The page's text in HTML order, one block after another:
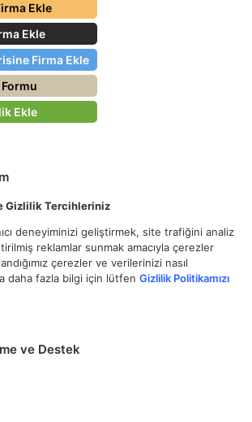
Ekle
Ekle
Firma Ekle
Ekle
Gizlilik Tercihleriniz
deneyiminizi geliştirmek, site trafiğini analiz
reklamlar sunmak amacıyla çerezler
çerezler ve verilerinizi nasıl
daha fazla bilgi için lütfen Gizlilik Politikamızı
ve Destek